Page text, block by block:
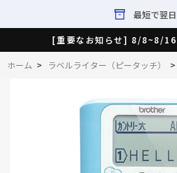
最短で翌日
[重要なお知らせ] 8/8~8/16
ホーム > ラベルライター（ピータッチ） >